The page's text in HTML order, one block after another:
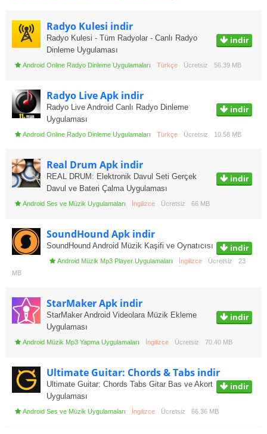
Radyo Kulesi indir
indir
Radyo Kulesi - Tüm Radyolar - Canlı Radyo
Dinleme Uygulaması
Android Online Radyo Dinleme Uygulamaları Türkçe Ücretsiz 56.39 MB
Radyo Live Apk indir
indir
Radyo Live Android Canlı Radyo Dinleme
Uygulaması
Android Online Radyo Dinleme Uygulamaları Türkçe Ücretsiz 10.58 MB
Real Drum Apk indir
indir
REAL DRUM: Elektronik Davul Seti Gerçek
Davul ve Bateri Çalma Uygulaması
Android Ses ve Müzik Uygulamaları İngilizce Ücretsiz 66 MB
SoundHound Apk indir
indir
SoundHound Android Müzik Kaşifi ve Oynatıcısı
Android Müzik Mp3 Player Uygulamaları İngilizce Ücretsiz
23
MB
StarMaker Apk indir
indir
StarMaker Android Videolara Müzik Ekleme
Uygulaması
Android Müzik Mp3 Yapma Uygulamaları İngilizce Ücretsiz 70.40 MB
Ultimate Guitar: Chords & Tabs indir
indir
Ultimate Guitar: Chords Tabs Gitar Bas ve Akort
Uygulaması
Android Ses ve Müzik Uygulamaları İngilizce Ücretsiz 66.36 MB